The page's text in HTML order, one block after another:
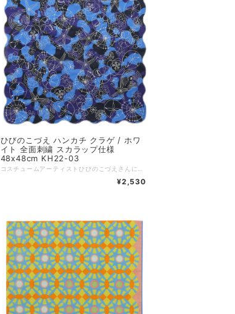
ひびのこづえ ハンカチ クラゲ / ホワ
イト 全面刺繍 スカラップ仕様
48x48cm KH22-03
¥2,530